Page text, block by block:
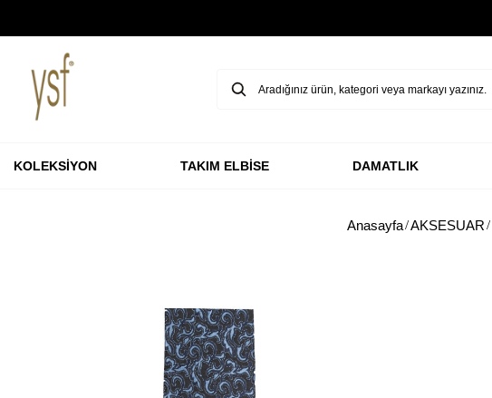
KOLEKSİYON TAKIM ELBİSE DAMATLIK
Anasayfa AKSESUAR